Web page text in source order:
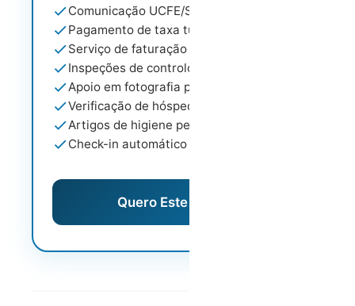
Comunicação UCFE/SEF
Pagamento de taxa turística
Serviço de faturação
Inspeções de controlo de qualidade
Apoio em fotografia profissional
Verificação de hóspedes
Artigos de higiene pessoal
Check-in automático
Quero Este Modelo